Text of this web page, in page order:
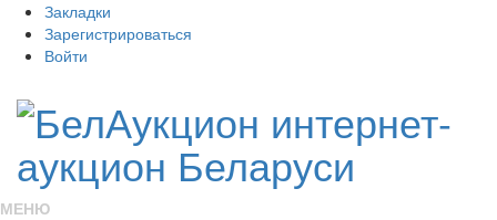
Закладки
Зарегистрироваться
Войти
МЕНЮ